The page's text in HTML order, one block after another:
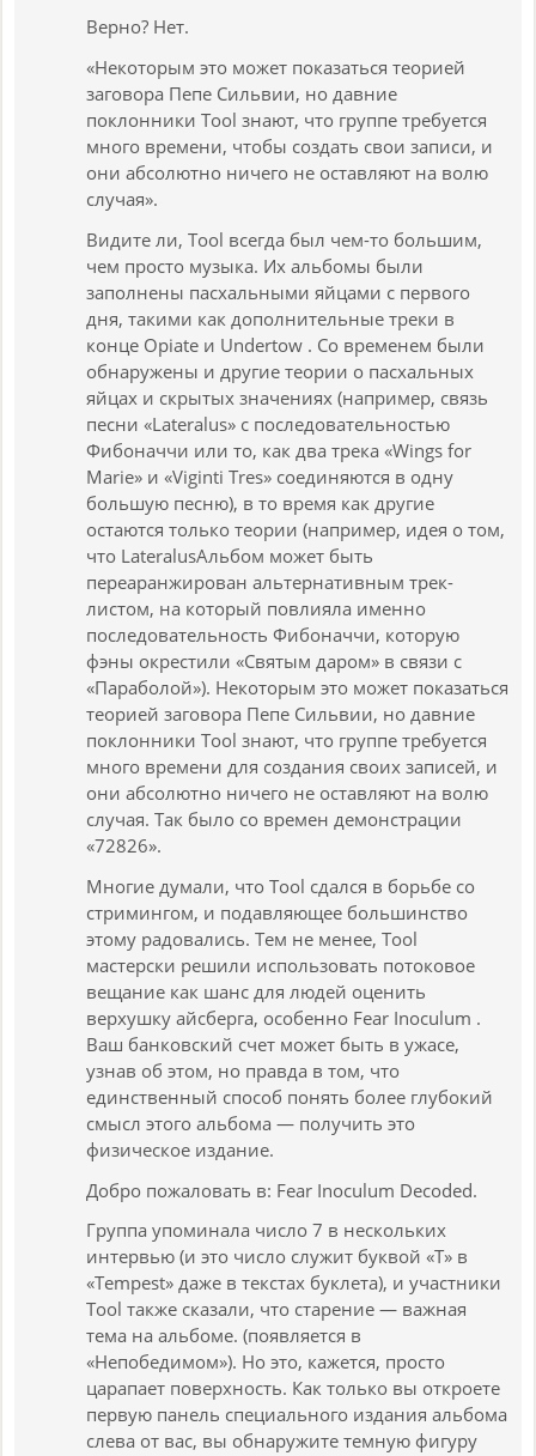
Верно? Нет.
«Некоторым это может показаться теорией
заговора Пепе Сильвии, но давние
поклонники Tool знают, что группе требуется
много времени, чтобы создать свои записи, и
они абсолютно ничего не оставляют на волю
случая».
Видите ли, Tool всегда был чем-то большим,
чем просто музыка. Их альбомы были
заполнены пасхальными яйцами с первого
дня, такими как дополнительные треки в
конце Opiate и Undertow . Со временем были
обнаружены и другие теории о пасхальных
яйцах и скрытых значениях (например, связь
песни «Lateralus» с последовательностью
Фибоначчи или то, как два трека «Wings for
Marie» и «Viginti Tres» соединяются в одну
большую песню), в то время как другие
остаются только теории (например, идея о том,
что LateralusАльбом может быть
переаранжирован альтернативным трек-
листом, на который повлияла именно
последовательность Фибоначчи, которую
фэны окрестили «Святым даром» в связи с
«Параболой»). Некоторым это может показаться
теорией заговора Пепе Сильвии, но давние
поклонники Tool знают, что группе требуется
много времени для создания своих записей, и
они абсолютно ничего не оставляют на волю
случая. Так было со времен демонстрации
«72826».
Многие думали, что Tool сдался в борьбе со
стримингом, и подавляющее большинство
этому радовались. Тем не менее, Tool
мастерски решили использовать потоковое
вещание как шанс для людей оценить
верхушку айсберга, особенно Fear Inoculum .
Ваш банковский счет может быть в ужасе,
узнав об этом, но правда в том, что
единственный способ понять более глубокий
смысл этого альбома — получить это
физическое издание.
Добро пожаловать в: Fear Inoculum Decoded.
Группа упоминала число 7 в нескольких
интервью (и это число служит буквой «T» в
«Tempest» даже в текстах буклета), и участники
Tool также сказали, что старение — важная
тема на альбоме. (появляется в
«Непобедимом»). Но это, кажется, просто
царапает поверхность. Как только вы откроете
первую панель специального издания альбома
слева от вас, вы обнаружите темную фигуру